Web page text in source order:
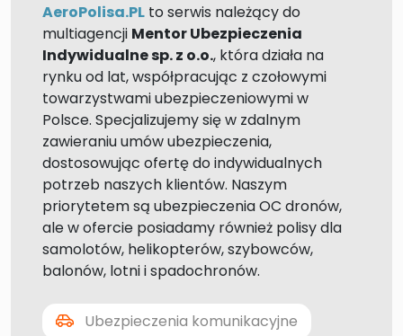
AeroPolisa.PL to serwis należący do
multiagencji Mentor Ubezpieczenia
Indywidualne sp. z o.o., która działa na
rynku od lat, współpracując z czołowymi
towarzystwami ubezpieczeniowymi w
Polsce. Specjalizujemy się w zdalnym
zawieraniu umów ubezpieczenia,
dostosowując ofertę do indywidualnych
potrzeb naszych klientów. Naszym
priorytetem są ubezpieczenia OC dronów,
ale w ofercie posiadamy również polisy dla
samolotów, helikopterów, szybowców,
balonów, lotni i spadochronów.
Ubezpieczenia komunikacyjne